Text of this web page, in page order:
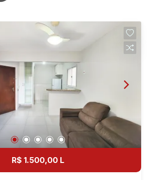
R$ 1.500,00 L